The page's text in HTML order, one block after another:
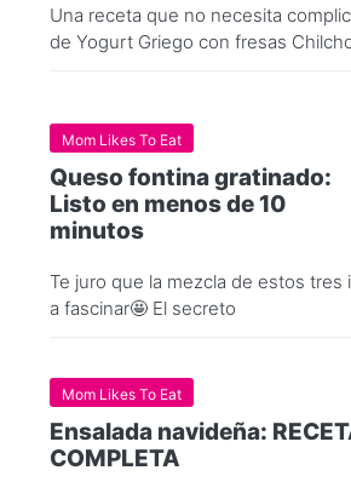
Una receta que no necesita
de Yogurt Griego con fresas
Mom Likes To Eat
Queso fontina gratinado:
Listo en menos de 10
minutos
Te juro que la mezcla de estos tres
a fascinar🤩 El secreto
Mom Likes To Eat
Ensalada navideña:
COMPLETA